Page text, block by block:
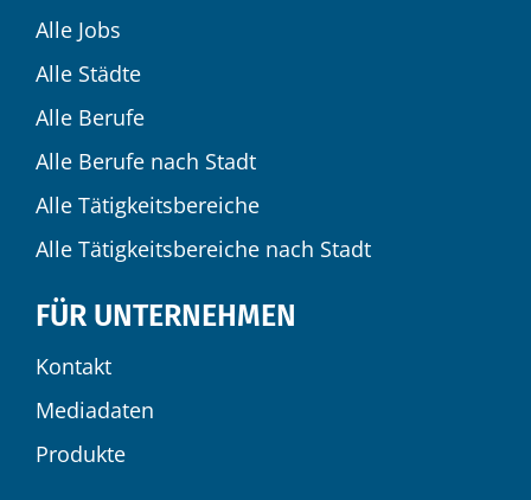
Alle Jobs
Alle Städte
Alle Berufe
Alle Berufe nach Stadt
Alle Tätigkeitsbereiche
Alle Tätigkeitsbereiche nach Stadt
FÜR UNTERNEHMEN
Kontakt
Mediadaten
Produkte